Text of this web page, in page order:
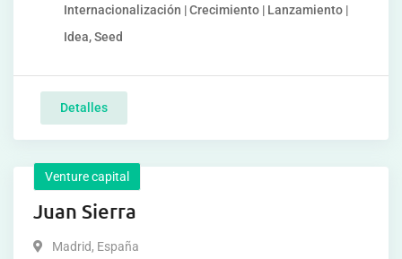
Internacionalización | Crecimiento | Lanzamiento |
Idea, Seed
Detalles
Venture capital
Juan Sierra
Madrid, España